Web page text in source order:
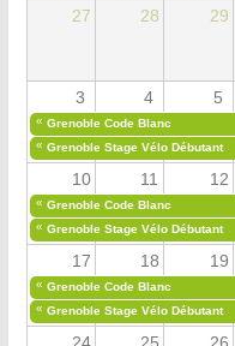
27
28 29
3 4 5
« Grenoble Code Blanc
« Grenoble Stage Vélo Débutant
10 11 12
« Grenoble Code Blanc
« Grenoble Stage Vélo Débutant
17 18 19
« Grenoble Code Blanc
« Grenoble Stage Vélo Débutant